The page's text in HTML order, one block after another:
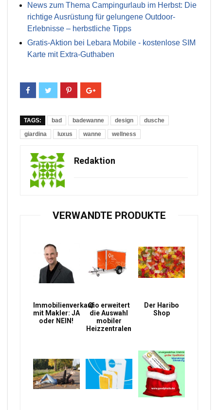
News zum Thema Campingurlaub im Herbst: Die
richtige Ausrüstung für gelungene Outdoor-
Erlebnisse – herbstliche Tipps
Gratis-Aktion bei Lebara Mobile - kostenlose SIM
Karte mit Extra-Guthaben
TAGS: bad badewanne design
dusche
giardina
luxus wanne wellness
Redaktion
VERWANDTE PRODUKTE
Immobilienverkauf
mit Makler: JA
oder NEIN!
Qio erweitert
die Auswahl
mobiler
Heizzentralen
Der Haribo
Shop